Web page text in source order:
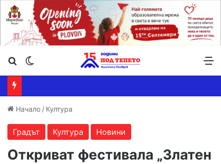
Търсене ...
Начало / Култура
Градът Култура Новини
Откриват фестивала „Златен